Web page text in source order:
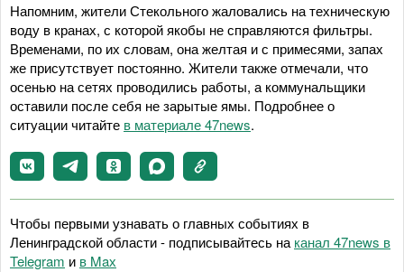
Напомним, жители Стекольного жаловались на техническую
воду в кранах, с которой якобы не справляются фильтры.
Временами, по их словам, она желтая и с примесями, запах
же присутствует постоянно. Жители также отмечали, что
осенью на сетях проводились работы, а коммунальщики
оставили после себя не зарытые ямы. Подробнее о
ситуации читайте в материале 47news.
Чтобы первыми узнавать о главных событиях в
Ленинградской области - подписывайтесь на канал 47news в
Telegram и в Maх